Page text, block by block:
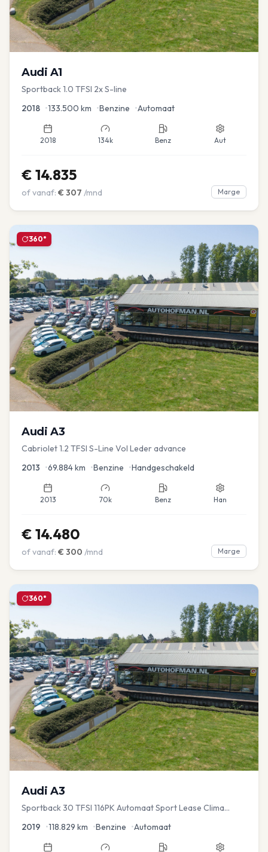
Audi A1
Sportback 1.0 TFSI 2x S-line
2018 •133.500 km •Benzine •Automaat
2018 134k Benz Aut
€ 14.835
of vanaf: € 307 /mnd Marge
360°
Audi A3
Cabriolet 1.2 TFSI S-Line Vol Leder advance
2013 •69.884km •Benzine •Handgeschakeld
2013 70k Benz Han
€ 14.480
of vanaf: € 300 /mnd Marge
360°
Audi A3
Sportback 30 TFSI 116PK Automaat Sport Lease Clima
2019 •118.829 km •Benzine •Automaat